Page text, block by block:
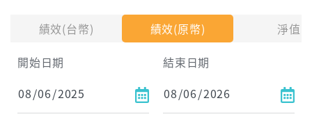
績效(台幣) 績效(原幣)
淨值
開始日期
結束日期
試算區間
1年
2年